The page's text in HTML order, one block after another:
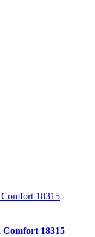
18315